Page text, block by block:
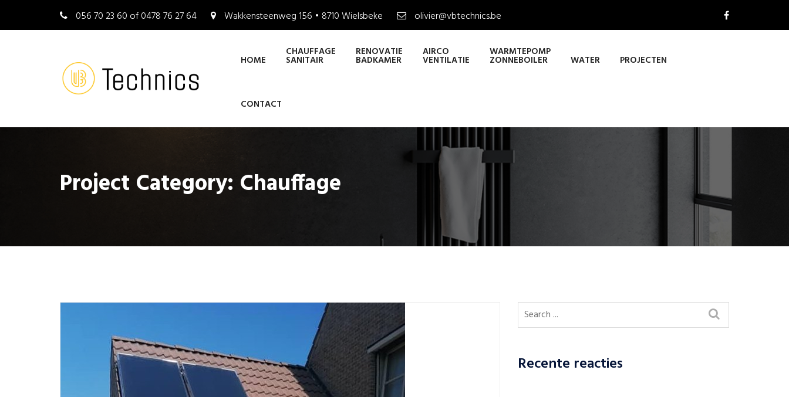
056 70 23 60 of 0478 76 27 64 Wakkensteenweg 156 • 8710 Wielsbeke olivier@vbtechnics.be
HOME
CHAUFFAGE
SANITAIR
RENOVATIE
BADKAMER
AIRCO
VENTILATIE
WARMTEPOMP
ZONNEBOILER WATER PROJECTEN
CONTACT
Project Category: Chauffage
Recente reacties